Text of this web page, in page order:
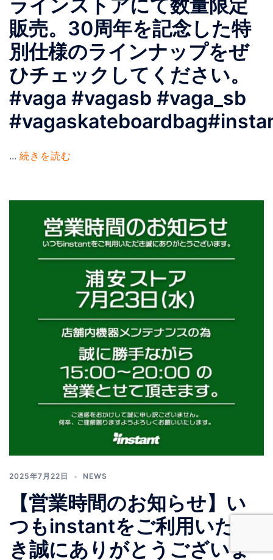
ラインストアにて数量限定
販売。30周年を記念した特
別仕様のラインナップをぜ
ひチェックしてください。
#vaga #vagasb #vaga_sb
... 続きを読む
2025年7月22日 NEWS
【営業時間のお知らせ】い
つもinstantをご利用いただ
き誠にありがとうございま